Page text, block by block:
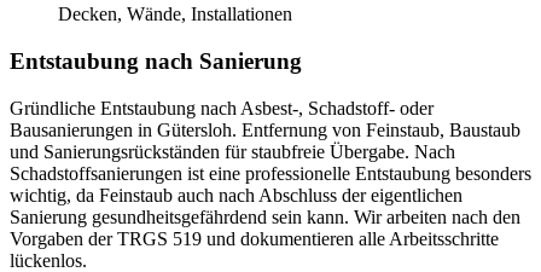
Decken, Wände, Installationen
Entstaubung nach Sanierung
Gründliche Entstaubung nach Asbest-, Schadstoff- oder
Bausanierungen in Gütersloh. Entfernung von Feinstaub, Baustaub
und Sanierungsrückständen für staubfreie Übergabe. Nach
Schadstoffsanierungen ist eine professionelle Entstaubung besonders
wichtig, da Feinstaub auch nach Abschluss der eigentlichen
Sanierung gesundheitsgefährdend sein kann. Wir arbeiten nach den
Vorgaben der TRGS 519 und dokumentieren alle Arbeitsschritte
lückenlos.